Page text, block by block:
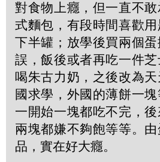
對食物上癮，但一直不
式麵包，有段時間喜歡
下半罐；放學後買兩個
誤，飯後或者再吃一件
喝朱古力奶，之後改為
國求學，外國的薄餅一
一開始一塊都吃不完，
兩塊都嫌不夠飽等等。
品，實在好大癮。